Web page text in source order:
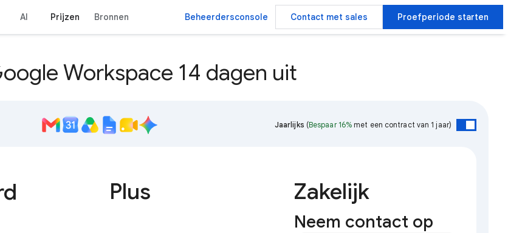
AI Prijzen Bronnen Beheerdersconsole Contact met sales Proefperiode starten
Workspace 14 dagen uit
Jaarlijks (Bespaar 16% met een contract van 1 jaar)
Plus Zakelijk
Neem contact op